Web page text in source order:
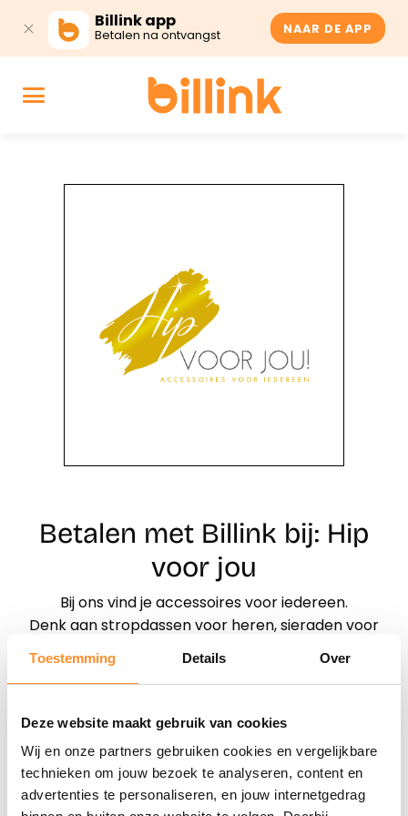
Toestemming Details Over
Deze website maakt gebruik van cookies
Wij en onze partners gebruiken cookies en vergelijkbare
technieken om jouw bezoek te analyseren, content en
advertenties te personaliseren, en jouw internetgedrag
Billink app
Betalen na ontvangst NAAR DE APP
Betalen met Billink bij: Hip
voor jou
Bij ons vind je accessoires voor iedereen.
Denk aan stropdassen voor heren, sieraden voor
dames, speenkoorden voor de kleintjes,
haaraccessoires en nog veel meer.
Direct shoppen
Naar winkels